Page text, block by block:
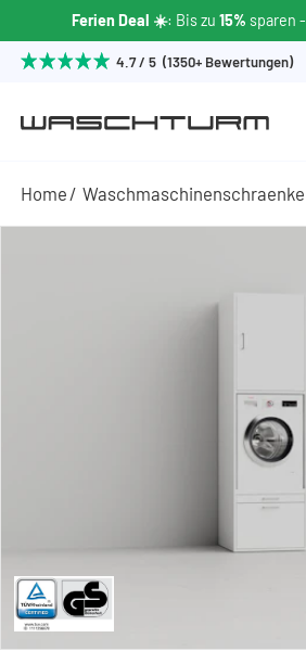
Ferien Deal ☀️: Bis zu 15% sparen
4.7 / 5 (1350+ Bewertungen)
Home Waschmaschinenschraenke